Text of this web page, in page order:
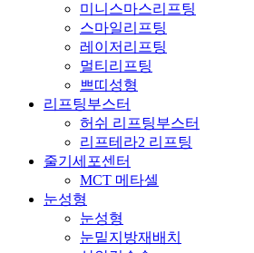
미니스마스리프팅
스마일리프팅
레이저리프팅
멀티리프팅
쁘띠성형
리프팅부스터
허쉬 리프팅부스터
리프테라2 리프팅
줄기세포센터
MCT 메타셀
눈성형
눈성형
눈밑지방재배치